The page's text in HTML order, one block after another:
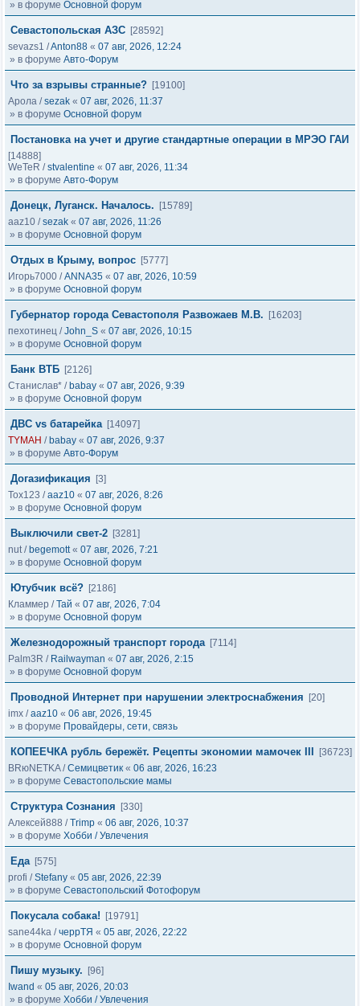
» в форуме Основной форум
Севастопольская АЗС [28592]
sevazs1 /Anton88 « 07 авг, 2026, 12:24
» в форуме Авто-Форум
Что за взрывы странные? [19100]
Арола /sezak « 07 авг, 2026, 11:37
» в форуме Основной форум
Постановка на учет и другие стандартные операции в МРЭО ГАИ
[14888]
WeTeR /stvalentine « 07 авг, 2026, 11:34
» в форуме Авто-Форум
Донецк, Луганск. Началось.
[15789]
aaz10 /sezak « 07 авг, 2026, 11:26
» в форуме Основной форум
Отдых в Крыму, вопрос [5777]
Игорь7000 /ANNA35 « 07 авг, 2026, 10:59
» в форуме Основной форум
Губернатор города Севастополя Развожаев М.В.
[16203]
пехотинец /John_S « 07 авг, 2026, 10:15
» в форуме Основной форум
Банк ВТБ [2126]
Станислав* / babay « 07 авг, 2026, 9:39
» в форуме Основной форум
ДВС vs батарейка [14097]
TYMAH / babay « 07 авг, 2026, 9:37
» в форуме Авто-Форум
Догазификация
[3]
Tox123 /aaz10 « 07 авг, 2026, 8:26
» в форуме Основной форум
Выключили свет-2 [3281]
nut/ begemott« 07 авг, 2026, 7:21
» в форуме Основной форум
Ютубчик всё? [2186]
Кламмер /Тай « 07 авг, 2026, 7:04
» в форуме Основной форум
Железнодорожный транспорт города [7114]
Palm3R / Railwayman « 07 авг, 2026, 2:15
» в форуме Основной форум
Проводной Интернет при нарушении электроснабжения
[20]
imx /aaz10 « 06 авг, 2026, 19:45
» в форуме Провайдеры, сети, связь
КОПЕЕЧКА рубль бережёт. Рецепты экономии мамочек III
[36723]
BRюNETKA/Семицветик « 06 авг, 2026, 16:23
» в форуме Севастопольские мамы
Структура Сознания
[330]
Алексей888 /Trimp « 06 авг, 2026, 10:37
» в форуме Хобби / Увлечения
Еда [575]
profi /Stefany « 05 авг, 2026, 22:39
» в форуме Севастопольский Фотофорум
Покусала собака!
[19791]
sane44ka /черрТЯ « 05 авг, 2026, 22:22
» в форуме Основной форум
Пишу музыку.
[96]
Iwand « 05 авг, 2026, 20:03
» в форуме Хобби / Увлечения